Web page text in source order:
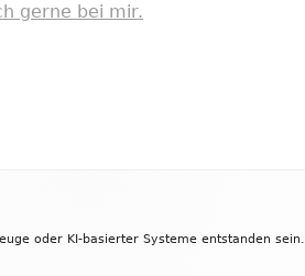
gerne bei mir.
oder KI-basierter Systeme entstanden sein.